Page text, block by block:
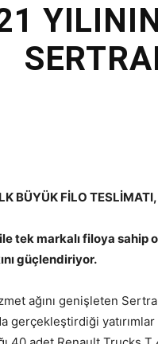
BÜYÜK FİLO
tek markalı filoya sahip
güçlendiriyor.
ağını genişleten
gerçekleştirdiği